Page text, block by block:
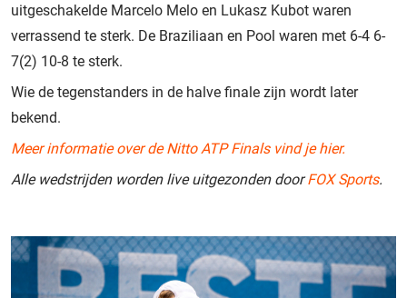
uitgeschakelde Marcelo Melo en Lukasz Kubot waren
verrassend te sterk. De Braziliaan en Pool waren met 6-4 6-
7(2) 10-8 te sterk.
Wie de tegenstanders in de halve finale zijn wordt later
bekend.
Meer informatie over de Nitto ATP Finals vind je hier.
Alle wedstrijden worden live uitgezonden doorFOX Sports.